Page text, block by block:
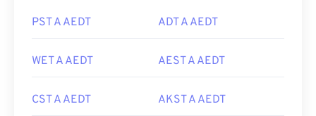
PST A AEDT ADT A AEDT
WET A AEDT AEST A AEDT
CST A AEDT AKST A AEDT